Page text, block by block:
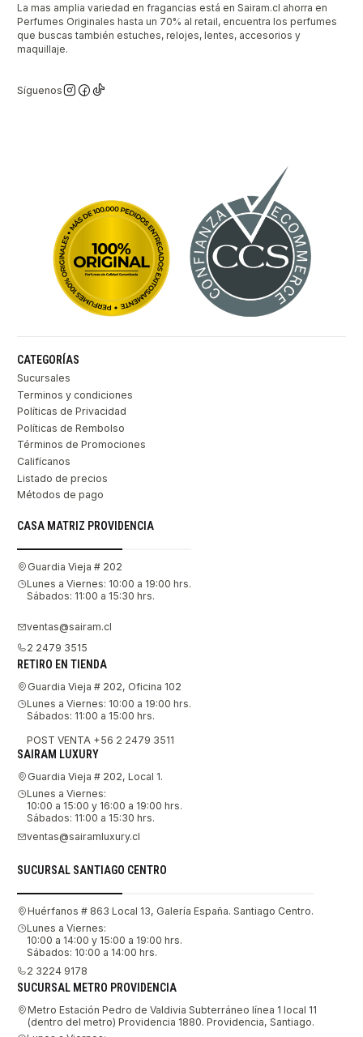
La mas amplia variedad en fragancias está en Sairam.cl ahorra en
Perfumes Originales hasta un 70% al retail, encuentra los perfumes
que buscas también estuches, relojes, lentes, accesorios y
maquillaje.
Síguenos
CATEGORÍAS
Sucursales
Terminos y condiciones
Políticas de Privacidad
Políticas de Rembolso
Términos de Promociones
Califícanos
Listado de precios
Métodos de pago
CASA MATRIZ PROVIDENCIA
Guardia Vieja # 202
Lunes a Viernes: 10:00 a 19:00 hrs.
Sábados: 11:00 a 15:30 hrs.
ventas@sairam.cl
2 2479 3515
RETIRO EN TIENDA
Guardia Vieja # 202, Oficina 102
Lunes a Viernes: 10:00 a 19:00 hrs.
Sábados: 11:00 a 15:00 hrs.
POST VENTA +56 2 2479 3511
SAIRAM LUXURY
Guardia Vieja # 202, Local 1.
Lunes a Viernes:
10:00 a 15:00 y 16:00 a 19:00 hrs.
Sábados: 11:00 a 15:30 hrs.
ventas@sairamluxury.cl
SUCURSAL SANTIAGO CENTRO
Huérfanos # 863 Local 13, Galería España. Santiago Centro.
Lunes a Viernes:
10:00 a 14:00 y 15:00 a 19:00 hrs.
Sábados: 10:00 a 14:00 hrs.
2 3224 9178
SUCURSAL METRO PROVIDENCIA
Metro Estación Pedro de Valdivia Subterráneo línea 1 local 11
(dentro del metro) Providencia 1880. Providencia, Santiago.